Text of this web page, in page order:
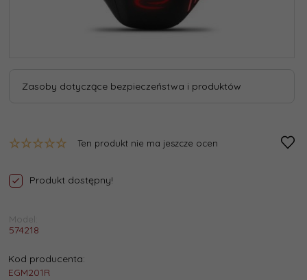
Zasoby dotyczące bezpieczeństwa i produktów
Ten produkt nie ma jeszcze ocen
Produkt dostępny!
Model:
574218
Kod producenta:
EGM201R